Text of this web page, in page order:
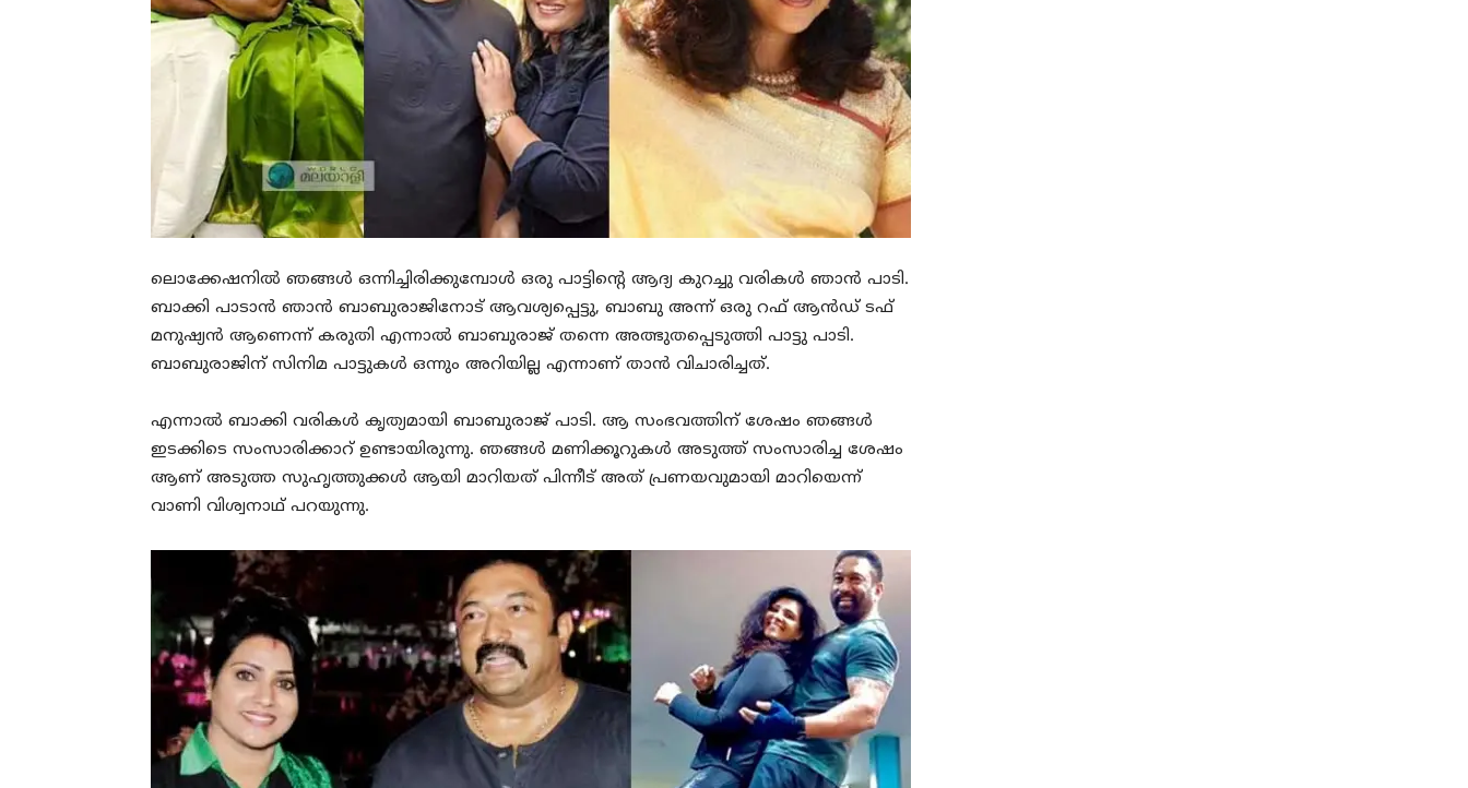
ലൊക്കേഷനിൽ ഞങ്ങൾ ഒന്നിച്ചിരിക്കുമ്പോൾ ഒരു പാട്ടിന്റെ ആദ്യ കുറച്ചു വരികൾ ഞാൻ പാടി.
ബാക്കി പാടാൻ ഞാൻ ബാബുരാജിനോട് ആവശ്യപ്പെട്ടു, ബാബു അന്ന് ഒരു റഫ് ആൻഡ് ടഫ്
മനുഷ്യൻ ആണെന്ന് കരുതി എന്നാൽ ബാബുരാജ് തന്നെ അത്ഭുതപ്പെടുത്തി പാട്ടു പാടി.
ബാബുരാജിന് സിനിമ പാട്ടുകൾ ഒന്നും അറിയില്ല എന്നാണ് താൻ വിചാരിച്ചത്.
എന്നാൽ ബാക്കി വരികൾ കൃത്യമായി ബാബുരാജ് പാടി. ആ സംഭവത്തിന് ശേഷം ഞങ്ങൾ
ഇടക്കിടെ സംസാരിക്കാറ് ഉണ്ടായിരുന്നു. ഞങ്ങൾ മണിക്കൂറുകൾ അടുത്ത് സംസാരിച്ച ശേഷം
ആണ് അടുത്ത സുഹൃത്തുക്കൾ ആയി മാറിയത് പിന്നീട് അത് പ്രണയവുമായി മാറിയെന്ന്
വാണി വിശ്വനാഥ് പറയുന്നു.